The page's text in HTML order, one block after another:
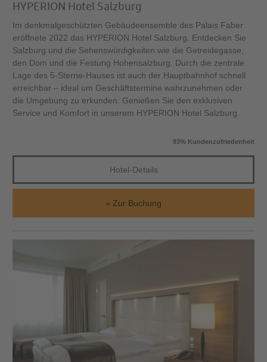
HYPERION Hotel Salzburg
Im denkmalgeschützten Gebäudeensemble des Palais Faber
eröffnete 2022 das HYPERION Hotel Salzburg. Entdecken Sie
Salzburg und die Sehenswürdigkeiten wie die Getreidegasse,
den Dom und die Festung Hohensalzburg. Durch die zentrale
Lage des 5-Sterne-Hauses ist auch der Hauptbahnhof schnell
erreichbar – ideal um Geschäftstermine wahrzunehmen oder
die Umgebung zu erkunden. Genießen Sie den exklusiven
Service und Komfort in unserem HYPERION Hotel Salzburg.
93% Kundenzufriedenheit
Hotel-Details
Zur Buchung